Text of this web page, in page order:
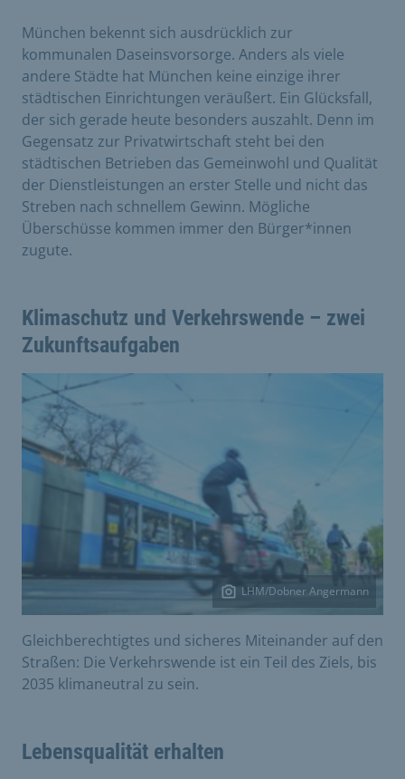
München bekennt sich ausdrücklich zur
kommunalen Daseinsvorsorge. Anders als viele
andere Städte hat München keine einzige ihrer
städtischen Einrichtungen veräußert. Ein Glücksfall,
der sich gerade heute besonders auszahlt. Denn im
Gegensatz zur Privatwirtschaft steht bei den
städtischen Betrieben das Gemeinwohl und Qualität
der Dienstleistungen an erster Stelle und nicht das
Streben nach schnellem Gewinn. Mögliche
Überschüsse kommen immer den Bürger*innen
zugute.
Klimaschutz und Verkehrswende – zwei
Zukunftsaufgaben
LHM/Dobner Angermann
Gleichberechtigtes und sicheres Miteinander auf den
Straßen: Die Verkehrswende ist ein Teil des Ziels, bis
2035 klimaneutral zu sein.
Lebensqualität erhalten